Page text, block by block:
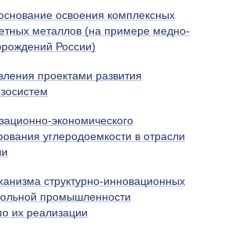
освоения комплексных
металлов (на примере медно-
России)
проектами развития
экономического
углеродоемкости в отрасли
структурно-инновационных
промышленности
их реализации